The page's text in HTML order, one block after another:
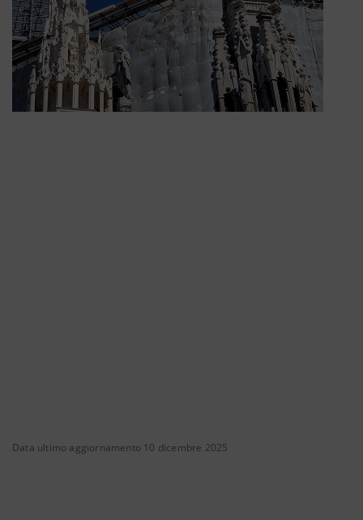
Data ultimo aggiornamento 10 dicembre 2025